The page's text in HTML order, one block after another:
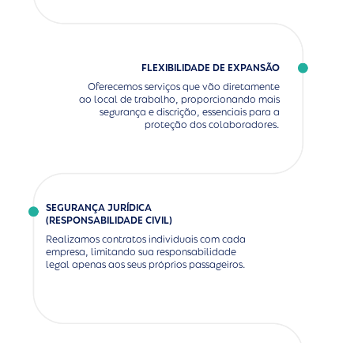
FLEXIBILIDADE DE EXPANSÃO
Oferecemos serviços que vão diretamente
ao local de trabalho, proporcionando mais
segurança e discrição, essenciais para a
proteção dos colaboradores.
SEGURANÇA JURÍDICA
(RESPONSABILIDADE CIVIL)
Realizamos contratos individuais com cada
empresa, limitando sua responsabilidade
legal apenas aos seus próprios passageiros.